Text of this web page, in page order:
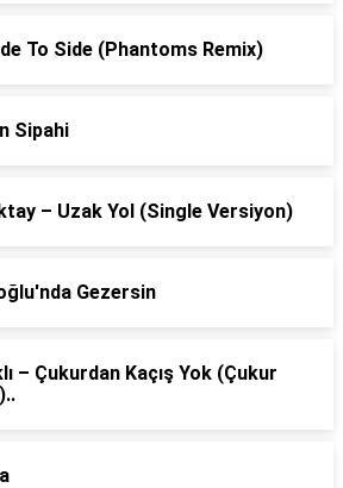
To Side (Phantoms Remix)
Sipahi
– Uzak Yol (Single Versiyon)
Gezersin
– Çukurdan Kaçış Yok (Çukur